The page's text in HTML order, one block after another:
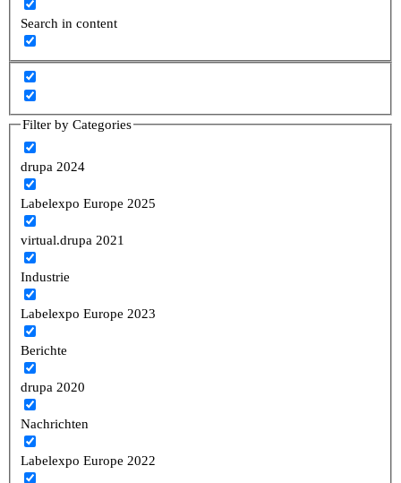
Search in content
Filter by Categories
drupa 2024
Labelexpo Europe 2025
virtual.drupa 2021
Industrie
Labelexpo Europe 2023
Berichte
drupa 2020
Nachrichten
Labelexpo Europe 2022